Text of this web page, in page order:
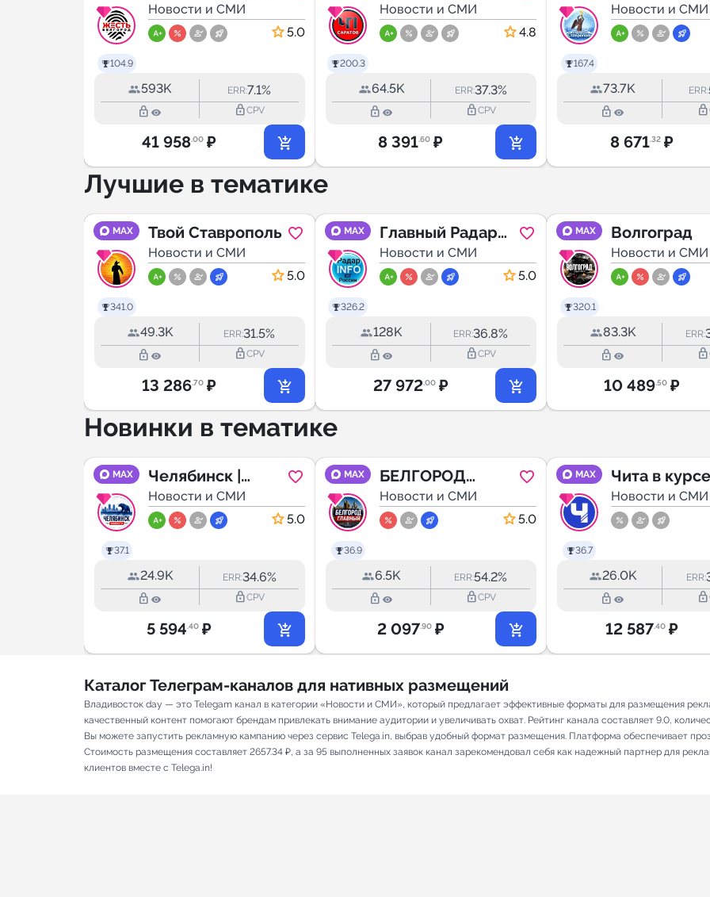
104.9
Новости и СМИ
5.0
593K ERR:7.1%
lock_outline lock_outlineCPV
41 958.00 ₽
200.3
Новости и СМИ
4.8
64.5K ERR:37.3%
lock_outline lock_outlineCPV
8 391.60 ₽
167.4
СТАВРОПОЛЬ
Новости и СМИ
73.7K ERR:
lock_outline lock_outline
8 671.32 ₽
Лучшие в тематике
MAX
341.0
Твой Ставрополь
Новости и СМИ
5.0
49.3K ERR:31.5%
lock_outline lock_outlineCPV
13 286.70 ₽
MAX
326.2
Главный Радар
Краснодарского
края и Юга
Новости и СМИ
5.0
128K ERR:36.8%
lock_outline lock_outlineCPV
27 972.00 ₽
MAX
320.1
Волгоград
Новости и СМИ
83.3K ERR:
lock_outline lock_outline
10 489.50 ₽
Новинки в тематике
MAX
37.1
Челябинск |
Новости
Новости и СМИ
5.0
24.9K ERR:34.6%
lock_outline lock_outlineCPV
5 594.40 ₽
MAX
36.9
БЕЛГОРОД
ГЛАВНЫЙ
Новости и СМИ
5.0
6.5K ERR:54.2%
lock_outline lock_outlineCPV
2 097.90 ₽
MAX
36.7
Чита в курсе
Новости и СМИ
26.0K ERR:
lock_outline lock_outline
12 587.40 ₽
Каталог Телеграм-каналов для нативных размещений
Владивосток day — это Telegam канал в категории «Новости и СМИ», который предлагает эффективные форматы для размещения
качественный контент помогают брендам привлекать внимание аудитории и увеличивать охват. Рейтинг канала составляет 9.0,
Вы можете запустить рекламную кампанию через сервис Telega.in, выбрав удобный формат размещения. Платформа обеспечивает
Стоимость размещения составляет 2657.34 ₽, а за 95 выполненных заявок канал зарекомендовал себя как надежный партнер для
клиентов вместе с Telega.in!